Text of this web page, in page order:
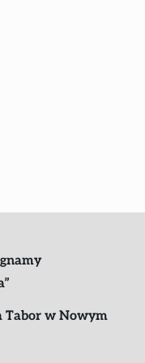
Tabor w Nowym